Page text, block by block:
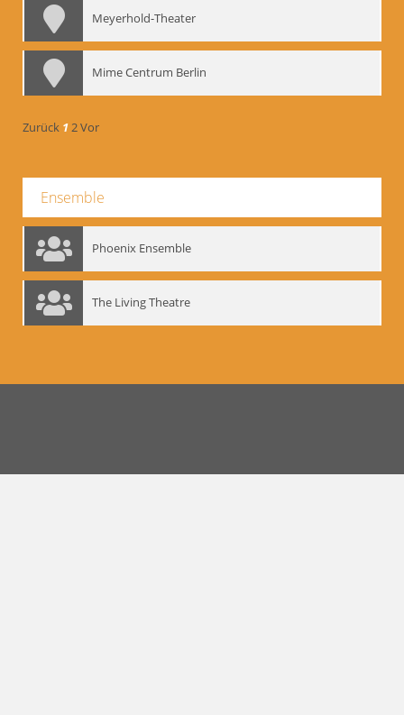
Meyerhold-Theater
Mime Centrum Berlin
Zurück 12Vor
Ensemble
Phoenix Ensemble
The Living Theatre